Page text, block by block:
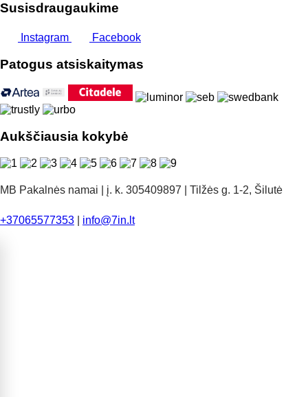
Susisdraugaukime
Instagram Facebook
Patogus atsiskaitymas
Aukščiausia kokybė
MB Pakalnės namai | į. k. 305409897 | Tilžės g. 1-2, Šilutė
+37065577353 info@7in.lt